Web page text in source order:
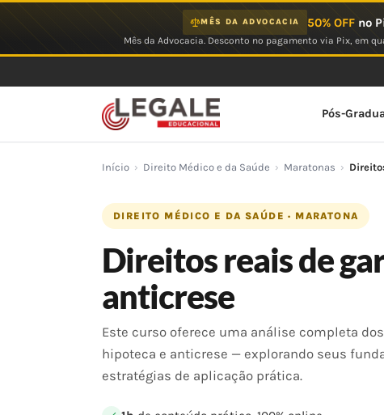
MÊS DA ADVOCACIA 50% OFFno
Mês da Advocacia. Desconto no pagamento via Pix, em
Pós-
Início › Direito Médico e da Saúde › Maratonas ›
DIREITO MÉDICO E DA SAÚDE · MARATONA
Direitos reais de
anticrese
Este curso oferece uma análise completa
hipoteca e anticrese — explorando seus
estratégias de aplicação prática.